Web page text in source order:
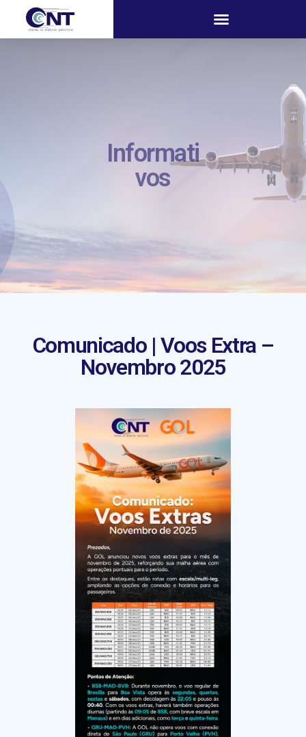
Informati
vos
Comunicado | Voos Extra –
Novembro 2025